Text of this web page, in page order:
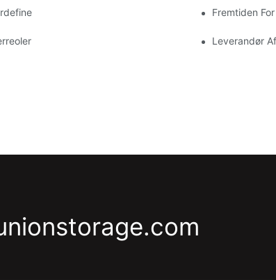
Pallereoler: Skræddersy Dine Fremtiden
Hvad Skal Man Kigge Efter Leverandør